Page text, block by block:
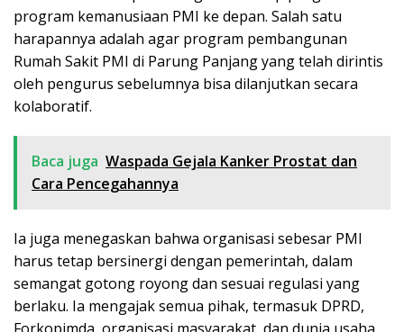
program kemanusiaan PMI ke depan. Salah satu
harapannya adalah agar program pembangunan
Rumah Sakit PMI di Parung Panjang yang telah dirintis
oleh pengurus sebelumnya bisa dilanjutkan secara
kolaboratif.
Baca juga Waspada Gejala Kanker Prostat dan
Cara Pencegahannya
Ia juga menegaskan bahwa organisasi sebesar PMI
harus tetap bersinergi dengan pemerintah, dalam
semangat gotong royong dan sesuai regulasi yang
berlaku. Ia mengajak semua pihak, termasuk DPRD,